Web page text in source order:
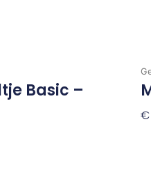
Basic –
€